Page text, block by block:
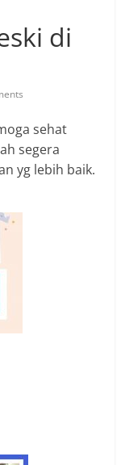
di
sehat
segera
yg lebih baik.